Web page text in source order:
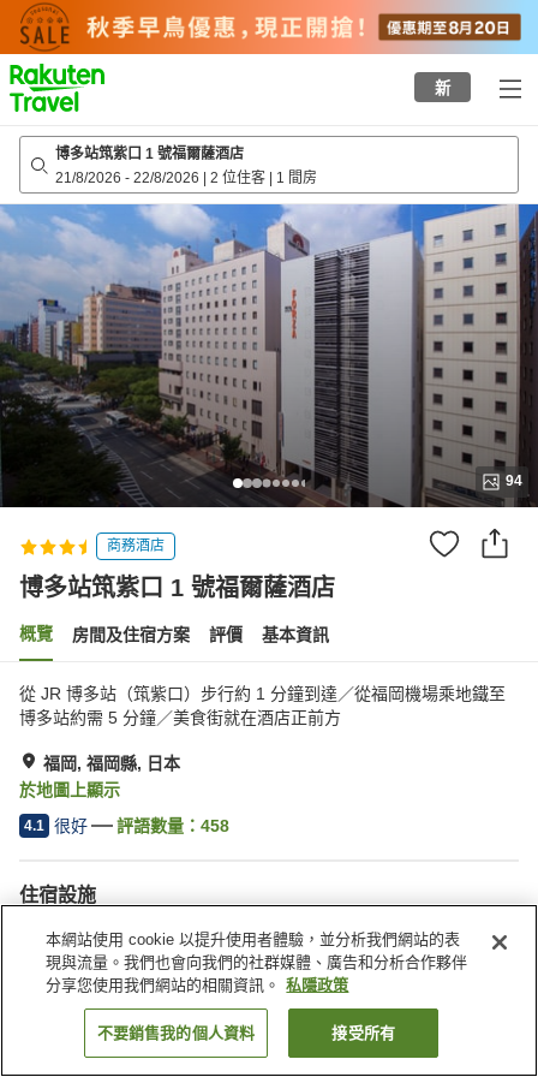
to
top
page
新
博多站筑紫口 1 號福爾薩酒店
21/8/2026 - 22/8/2026 | 2 位住客 | 1 間房
94
商務酒店
博多站筑紫口 1 號福爾薩酒店
概覽 房間及住宿方案 評價 基本資訊
從 JR 博多站（筑紫口）步行約 1 分鐘到達／從福岡機場乘地鐵至
博多站約需 5 分鐘／美食街就在酒店正前方
福岡, 福岡縣, 日本
於地圖上顯示
4.1 很好 評語數量： 458
住宿設施
Wi-Fi
步行 5 分鐘可到車站
餐廳
休息室
找客房
本網站使用 cookie 以提升使用者體驗，並分析我們網站的表
現與流量。我們也會向我們的社群媒體、廣告和分析合作夥伴
分享您使用我們網站的相關資訊。
私隱政策
不要銷售我的個人資料 接受所有